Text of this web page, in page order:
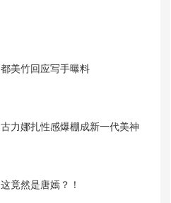
都美竹回应写手曝料
古力娜扎性感爆棚成新一代美神
这竟然是唐嫣？！